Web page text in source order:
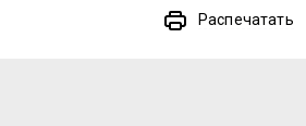
Распечатать